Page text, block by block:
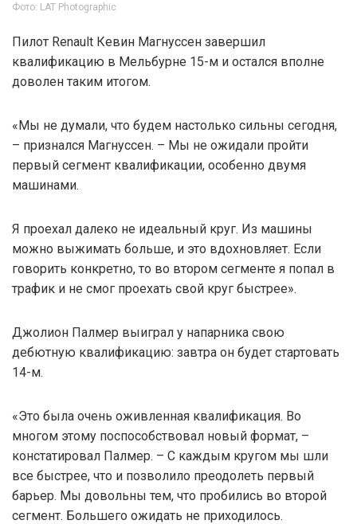
Фото: LAT Photographic
Пилот Renault Кевин Магнуссен завершил
квалификацию в Мельбурне 15-м и остался вполне
доволен таким итогом.
«Мы не думали, что будем настолько сильны сегодня,
– признался Магнуссен. – Мы не ожидали пройти
первый сегмент квалификации, особенно двумя
машинами.
Я проехал далеко не идеальный круг. Из машины
можно выжимать больше, и это вдохновляет. Если
говорить конкретно, то во втором сегменте я попал в
трафик и не смог проехать свой круг быстрее».
Джолион Палмер выиграл у напарника свою
дебютную квалификацию: завтра он будет стартовать
14-м.
«Это была очень оживленная квалификация. Во
многом этому поспособствовал новый формат, –
констатировал Палмер. – С каждым кругом мы шли
все быстрее, что и позволило преодолеть первый
барьер. Мы довольны тем, что пробились во второй
сегмент. Большего ожидать не приходилось.